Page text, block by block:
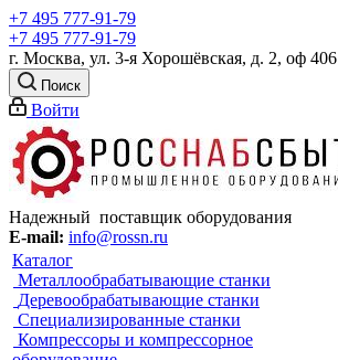
+7 495 777-91-79
+7 495 777-91-79
г. Москва, ул. 3-я Хорошёвская, д. 2, оф 406
Поиск
Войти
Надежный поставщик оборудования
E-mail: info@rossn.ru
Каталог
Металлообрабатывающие станки
Деревообрабатывающие станки
Специализированные станки
Компрессоры и компрессорное